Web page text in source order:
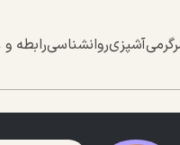
آشپزیروانشناسیرابطه